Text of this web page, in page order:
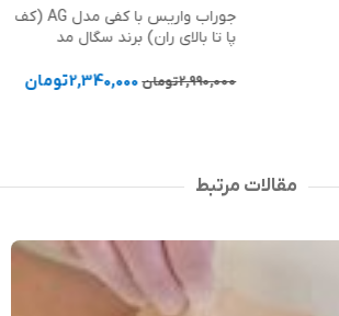
جوراب واریس با کفی مدل AG (کف
پا تا بالای ران) برند سگال مد
2,990,000تومان2,340,000تومان
مقالات مرتبط